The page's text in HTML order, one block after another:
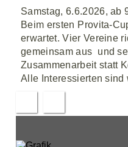
Samstag, 6.6.2026, ab
Beim ersten Provita-
erwartet. Vier Vereine
gemeinsam aus  und
Zusammenarbeit statt
Alle Interessierten sind